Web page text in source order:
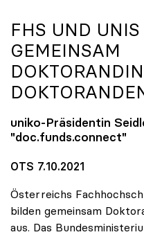
FHS UND
GEMEINSAM
uniko-Präsidentin
"doc.funds.connect"
OTS 7.10.2021
Österreichs
bilden gemeinsam
aus. Das